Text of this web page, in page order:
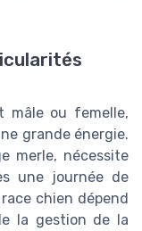
mâle ou femelle,
grande énergie.
merle, nécessite
une journée de
chien dépend
la gestion de la